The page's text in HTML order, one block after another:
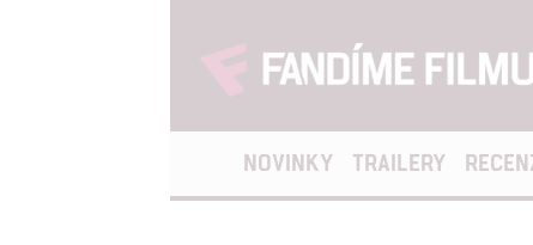
NOVINKY TRAILERY